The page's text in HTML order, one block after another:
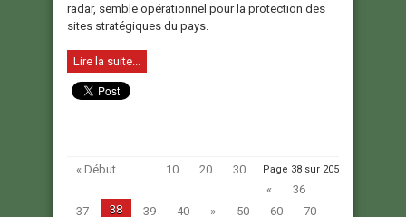
radar, semble opérationnel pour la protection des
sites stratégiques du pays.
Lire la suite...
Page 38 sur 205
« Début ... 10 20
30
«
36
37
38 39 40 » 50 60 70